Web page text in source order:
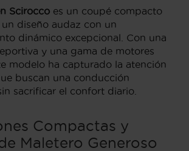
Scirocco es un coupé compacto
diseño audaz con un
dinámico excepcional. Con una
y una gama de motores
modelo ha capturado la atención
buscan una conducción
sacrificar el confort diario.
Compactas y
Maletero Generoso